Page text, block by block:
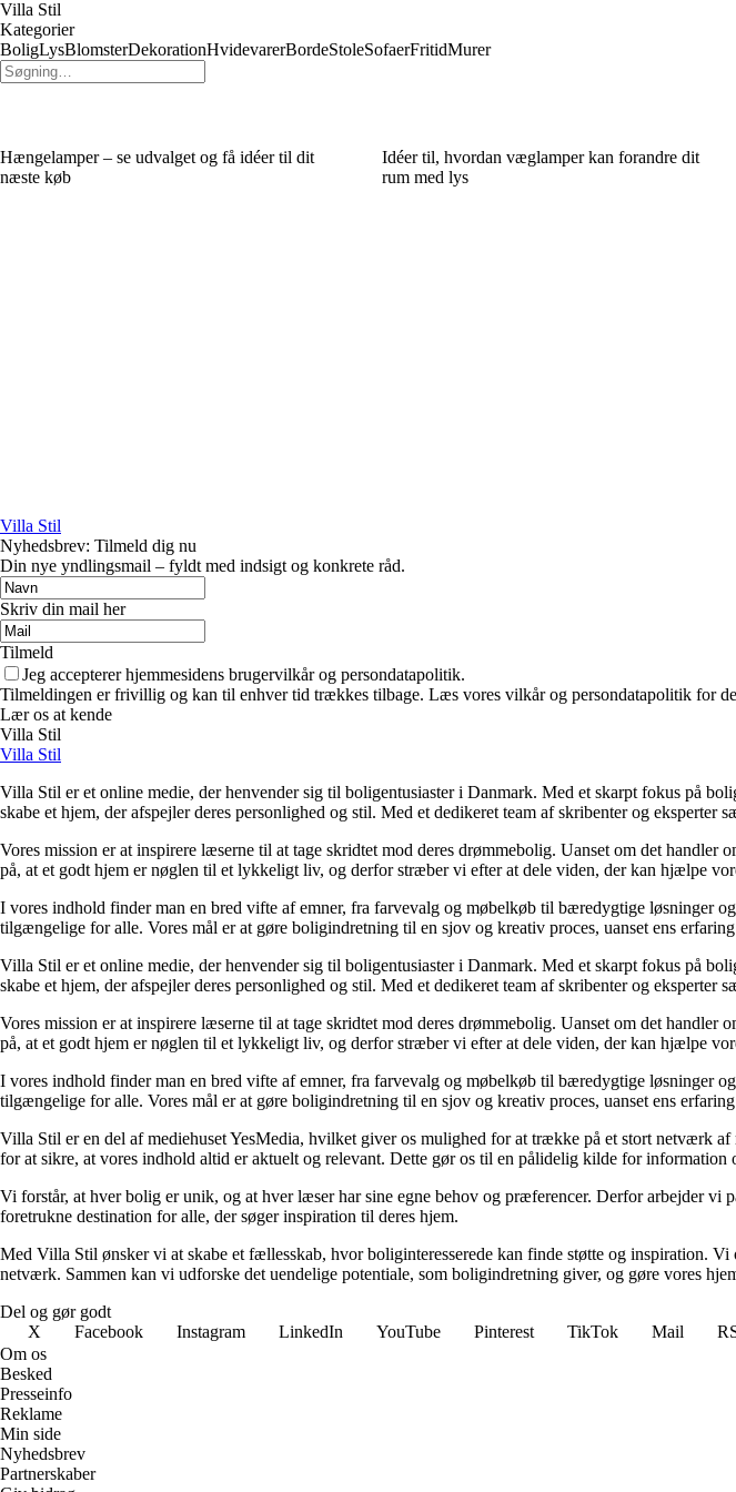
Villa Stil
Kategorier
BoligLysBlomsterDekorationHvidevarerBordeStoleSofaerFritidMurer
Hængelamper – se udvalget og få idéer til dit
næste køb
Idéer til, hvordan væglamper kan forandre dit
rum med lys
Villa Stil
Nyhedsbrev: Tilmeld dig nu
Din nye yndlingsmail – fyldt med indsigt og konkrete råd.
Skriv din mail her
Tilmeld
Jeg accepterer hjemmesidens brugervilkår og persondatapolitik.
Tilmeldingen er frivillig og kan til enhver tid trækkes tilbage. Læs vores vilkår og persondatapolitik for
Lær os at kende
Villa Stil
Villa Stil
Villa Stil er et online medie, der henvender sig til boligentusiaster i Danmark. Med et skarpt fokus på
skabe et hjem, der afspejler deres personlighed og stil. Med et dedikeret team af skribenter og
Vores mission er at inspirere læserne til at tage skridtet mod deres drømmebolig. Uanset om det
på, at et godt hjem er nøglen til et lykkeligt liv, og derfor stræber vi efter at dele viden, der kan hjælpe
I vores indhold finder man en bred vifte af emner, fra farvevalg og møbelkøb til bæredygtige løsninger
tilgængelige for alle. Vores mål er at gøre boligindretning til en sjov og kreativ proces, uanset ens
Villa Stil er et online medie, der henvender sig til boligentusiaster i Danmark. Med et skarpt fokus på
skabe et hjem, der afspejler deres personlighed og stil. Med et dedikeret team af skribenter og
Vores mission er at inspirere læserne til at tage skridtet mod deres drømmebolig. Uanset om det
på, at et godt hjem er nøglen til et lykkeligt liv, og derfor stræber vi efter at dele viden, der kan hjælpe
I vores indhold finder man en bred vifte af emner, fra farvevalg og møbelkøb til bæredygtige løsninger
tilgængelige for alle. Vores mål er at gøre boligindretning til en sjov og kreativ proces, uanset ens
Villa Stil er en del af mediehuset YesMedia, hvilket giver os mulighed for at trække på et stort netværk
for at sikre, at vores indhold altid er aktuelt og relevant. Dette gør os til en pålidelig kilde for information
Vi forstår, at hver bolig er unik, og at hver læser har sine egne behov og præferencer. Derfor arbejder
foretrukne destination for alle, der søger inspiration til deres hjem.
Med Villa Stil ønsker vi at skabe et fællesskab, hvor boliginteresserede kan finde støtte og inspiration.
netværk. Sammen kan vi udforske det uendelige potentiale, som boligindretning giver, og gøre vores
Del og gør godt
X
Facebook Instagram LinkedIn YouTube Pinterest TikTok Mail
Om os
Besked
Presseinfo
Reklame
Min side
Nyhedsbrev
Partnerskaber